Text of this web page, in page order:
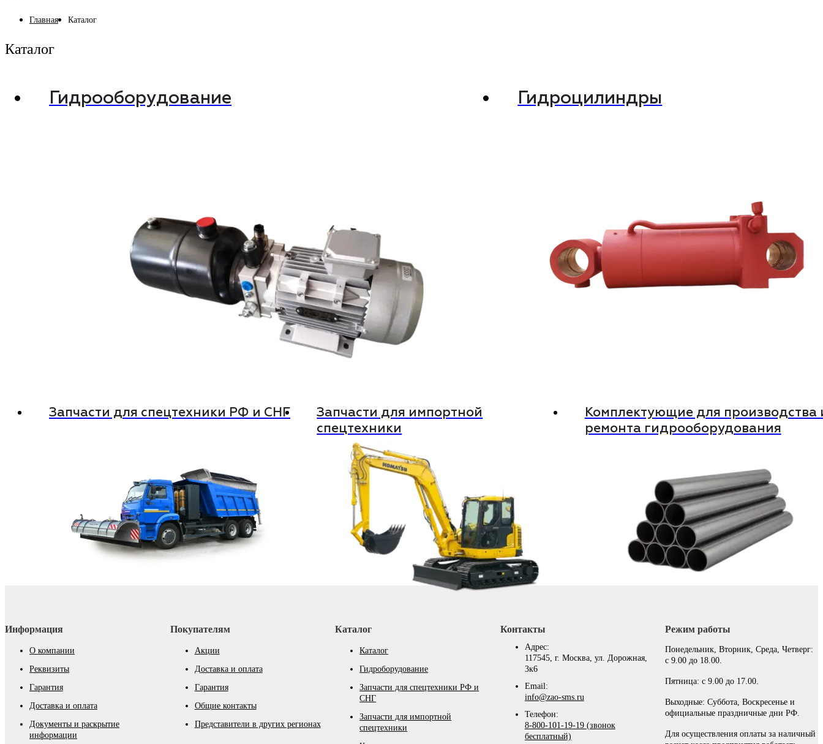
Главная Каталог
Каталог
Гидрооборудование Гидроцилиндры
Запчасти для спецтехники РФ и СНГ
Запчасти для импортной
спецтехники
Комплектующие для производства
ремонта гидрооборудования
Информация
О компании
Реквизиты
Гарантия
Доставка и оплата
Документы и раскрытие
информации
Покупателям
Акции
Доставка и оплата
Гарантия
Общие контакты
Представители в других регионах
Каталог
Каталог
Гидроборудование
Запчасти для спецтехники РФ и
СНГ
Запчасти для импортной
спецтехники
Контакты
Адрес:
117545, г. Москва, ул. Дорожная,
3к6
Email:
info@zao-sms.ru
Телефон:
8-800-101-19-19 (звонок
бесплатный)
Режим работы
Понедельник, Вторник, Среда, Четверг:
с 9.00 до 18.00.
Пятница: с 9.00 до 17.00.
Выходные: Суббота, Воскресенье и
официальные праздничные дни РФ.
Для осуществления оплаты за наличный